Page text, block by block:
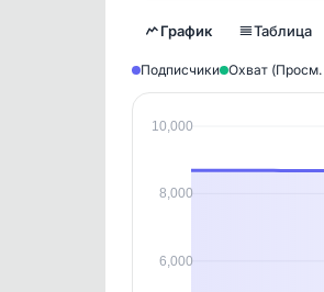
График Таблица
Подписчики Охват (Просм.
10,000
8,000
6,000